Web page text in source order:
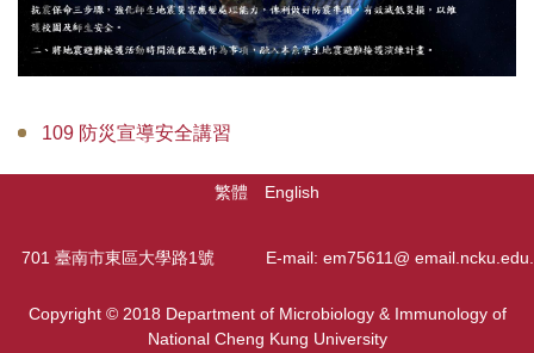
109 防災宣導安全講習
繁體 English
701 臺南市東區大學路1號 E-mail: em75611@
Copyright © 2018 Department of Microbiology & Immunology of
National Cheng Kung University